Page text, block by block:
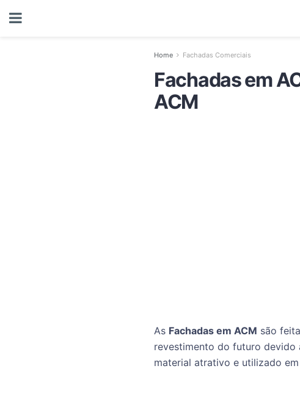
Home Fachadas Comerciais
Fachadas em
ACM
As Fachadas em ACM são
revestimento do futuro devido
material atrativo e utilizado